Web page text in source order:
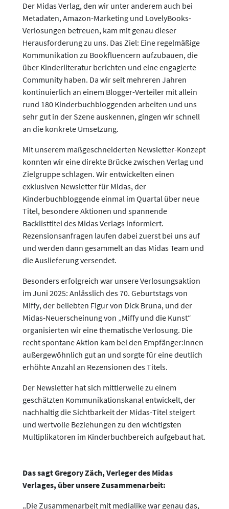
Der Midas Verlag, den wir unter anderem auch bei
Metadaten, Amazon-Marketing und LovelyBooks-
Verlosungen betreuen, kam mit genau dieser
Herausforderung zu uns. Das Ziel: Eine regelmäßige
Kommunikation zu Bookfluencern aufzubauen, die
über Kinderliteratur berichten und eine engagierte
Community haben. Da wir seit mehreren Jahren
kontinuierlich an einem Blogger-Verteiler mit allein
rund 180 Kinderbuchbloggenden arbeiten und uns
sehr gut in der Szene auskennen, gingen wir schnell
an die konkrete Umsetzung.
Mit unserem maßgeschneiderten Newsletter-Konzept
konnten wir eine direkte Brücke zwischen Verlag und
Zielgruppe schlagen. Wir entwickelten einen
exklusiven Newsletter für Midas, der
Kinderbuchbloggende einmal im Quartal über neue
Titel, besondere Aktionen und spannende
Backlisttitel des Midas Verlags informiert.
Rezensionsanfragen laufen dabei zuerst bei uns auf
und werden dann gesammelt an das Midas Team und
die Auslieferung versendet.
Besonders erfolgreich war unsere Verlosungsaktion
im Juni 2025: Anlässlich des 70. Geburtstags von
Miffy, der beliebten Figur von Dick Bruna, und der
Midas-Neuerscheinung von „Miffy und die Kunst“
organisierten wir eine thematische Verlosung. Die
recht spontane Aktion kam bei den Empfänger:innen
außergewöhnlich gut an und sorgte für eine deutlich
erhöhte Anzahl an Rezensionen des Titels.
Der Newsletter hat sich mittlerweile zu einem
geschätzten Kommunikationskanal entwickelt, der
nachhaltig die Sichtbarkeit der Midas-Titel steigert
und wertvolle Beziehungen zu den wichtigsten
Multiplikatoren im Kinderbuchbereich aufgebaut hat.
Das sagt Gregory Zäch, Verleger des Midas
Verlages, über unsere Zusammenarbeit:
„Die Zusammenarbeit mit medialike war genau das,